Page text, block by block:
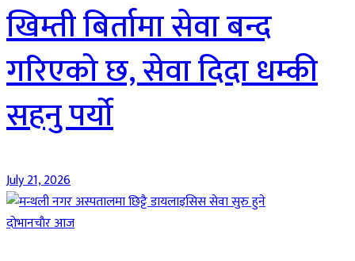
खिम्ती बिर्तामा सेवा बन्द
गरिएको छ, सेवा दिदा धम्की
सहनु पर्यो
July 21, 2026
दाेभानचाैर आज